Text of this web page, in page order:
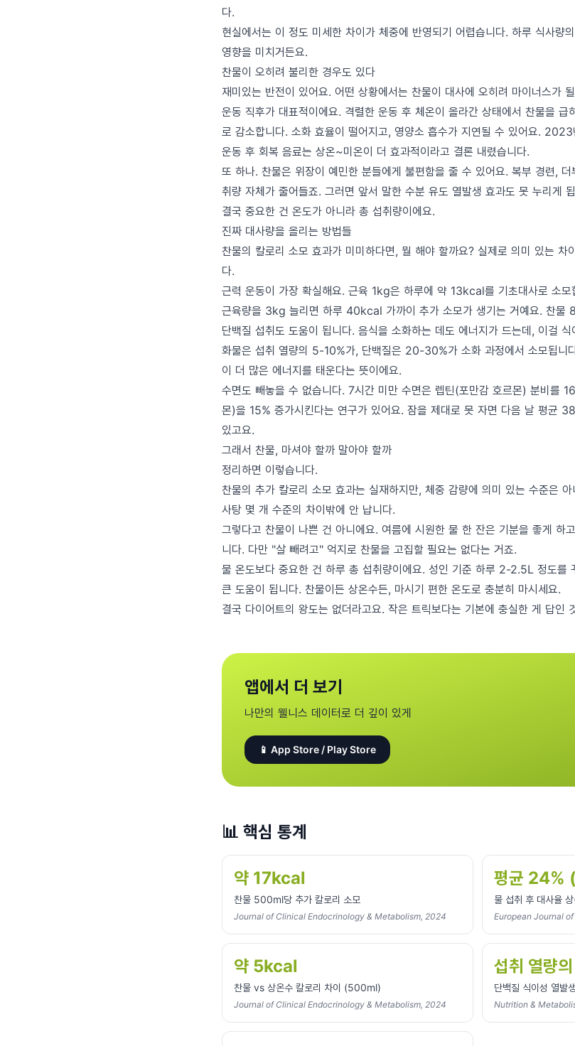
다.
현실에서는 이 정도 미세한 차이가 체중에 반영되기 어렵습니다. 하루 식사량
영향을 미치거든요.
찬물이 오히려 불리한 경우도 있다
재미있는 반전이 있어요. 어떤 상황에서는 찬물이 대사에 오히려 마이너스가
운동 직후가 대표적이에요. 격렬한 운동 후 체온이 올라간 상태에서 찬물을 급
로 감소합니다. 소화 효율이 떨어지고, 영양소 흡수가 지연될 수 있어요.
운동 후 회복 음료는 상온~미온이 더 효과적이라고 결론 내렸습니다.
또 하나. 찬물은 위장이 예민한 분들에게 불편함을 줄 수 있어요. 복부 경련,
취량 자체가 줄어들죠. 그러면 앞서 말한 수분 유도 열발생 효과도 못 누리게
결국 중요한 건 온도가 아니라 총 섭취량이에요.
진짜 대사량을 올리는 방법들
찬물의 칼로리 소모 효과가 미미하다면, 뭘 해야 할까요? 실제로 의미 있는 차
다.
근력 운동이 가장 확실해요. 근육 1kg은 하루에 약 13kcal를 기초대사로 소
근육량을 3kg 늘리면 하루 40kcal 가까이 추가 소모가 생기는 거예요. 찬물
단백질 섭취도 도움이 됩니다. 음식을 소화하는 데도 에너지가 드는데, 이걸
화물은 섭취 열량의 5-10%가, 단백질은 20-30%가 소화 과정에서 소모됩니
이 더 많은 에너지를 태운다는 뜻이에요.
수면도 빼놓을 수 없습니다. 7시간 미만 수면은 렙틴(포만감 호르몬) 분비를
몬)을 15% 증가시킨다는 연구가 있어요. 잠을 제대로 못 자면 다음 날 평균
있고요.
그래서 찬물, 마셔야 할까 말아야 할까
정리하면 이렇습니다.
찬물의 추가 칼로리 소모 효과는 실재하지만, 체중 감량에 의미 있는 수준은
사탕 몇 개 수준의 차이밖에 안 납니다.
그렇다고 찬물이 나쁜 건 아니에요. 여름에 시원한 물 한 잔은 기분을 좋게 하
니다. 다만 "살 빼려고" 억지로 찬물을 고집할 필요는 없다는 거죠.
물 온도보다 중요한 건 하루 총 섭취량이에요. 성인 기준 하루 2-2.5L 정도를
큰 도움이 됩니다. 찬물이든 상온수든, 마시기 편한 온도로 충분히 마시세요.
결국 다이어트의 왕도는 없더라고요. 작은 트릭보다는 기본에 충실한 게 답인
앱에서 더 보기
나만의 웰니스 데이터로 더 깊이 있게
📱 App Store / Play Store
📊 핵심 통계
약 17kcal
찬물 500ml당 추가 칼로리 소모
Journal of Clinical Endocrinology & Metabolism, 2024
평균 24%
물 섭취 후 대사율
European Journal
약 5kcal
찬물 vs 상온수 칼로리 차이 (500ml)
Journal of Clinical Endocrinology & Metabolism, 2024
섭취 열량
단백질 식이성 열발
Nutrition &